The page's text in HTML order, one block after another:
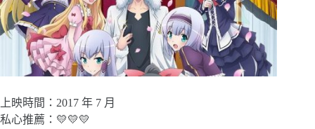
上映時間：2017 年 7 月
私心推薦：💛💛💛